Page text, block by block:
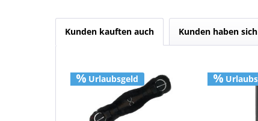
Kunden kauften auch Kunden haben
Urlaubsgeld